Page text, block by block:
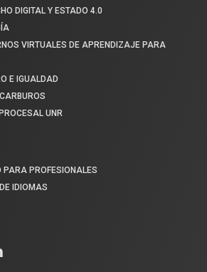
DIGITAL Y ESTADO 4.0
VIRTUALES DE APRENDIZAJE PARA
E IGUALDAD
UNR
PARA PROFESIONALES
IDIOMAS